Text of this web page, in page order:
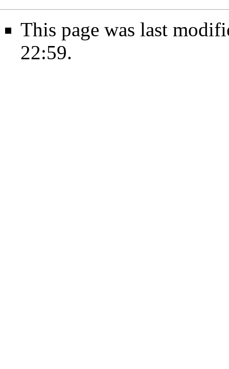
This page was last
22:59.